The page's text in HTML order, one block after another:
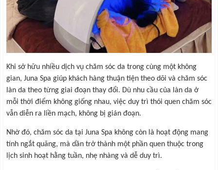
Khi sở hữu nhiều dịch vụ chăm sóc da trong cùng một không
gian, Juna Spa giúp khách hàng thuận tiện theo dõi và chăm sóc
làn da theo từng giai đoạn thay đổi. Dù nhu cầu của làn da ở
mỗi thời điểm không giống nhau, việc duy trì thói quen chăm sóc
vẫn diễn ra liền mạch, không bị gián đoạn.
Nhờ đó, chăm sóc da tại Juna Spa không còn là hoạt động mang
tính ngắt quãng, mà dần trở thành một phần quen thuộc trong
lịch sinh hoạt hằng tuần, nhẹ nhàng và dễ duy trì.